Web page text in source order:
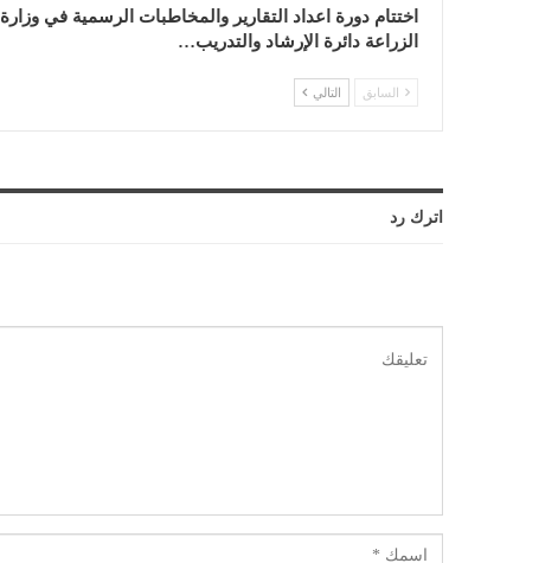
اختتام دورة اعداد التقارير والمخاطبات الرسمية في وزارة
الزراعة دائرة الإرشاد والتدريب…
السابق التالي
اترك رد